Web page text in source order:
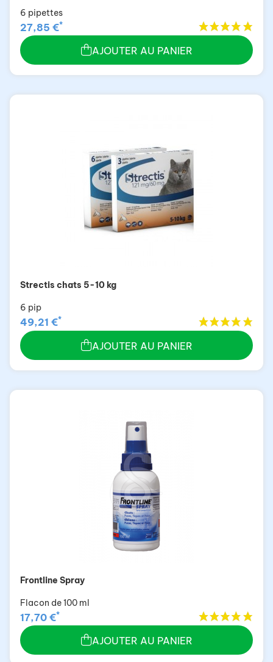
6 pipettes
27,85 €*
AJOUTER AU PANIER
Strectis chats 5-10 kg
6 pip
49,21 €*
AJOUTER AU PANIER
Frontline Spray
Flacon de 100 ml
17,70 €*
AJOUTER AU PANIER